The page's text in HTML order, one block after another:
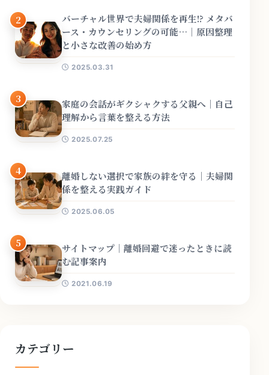
2
バーチャル世界で夫婦関係を再生!? メタバ
ース・カウンセリングの可能…｜原因整理
と小さな改善の始め方
2025.03.31
3
家庭の会話がギクシャクする父親へ｜自己
理解から言葉を整える方法
2025.07.25
4
離婚しない選択で家族の絆を守る｜夫婦関
係を整える実践ガイド
2025.06.05
5
サイトマップ｜離婚回避で迷ったときに読
む記事案内
2021.06.19
カテゴリー